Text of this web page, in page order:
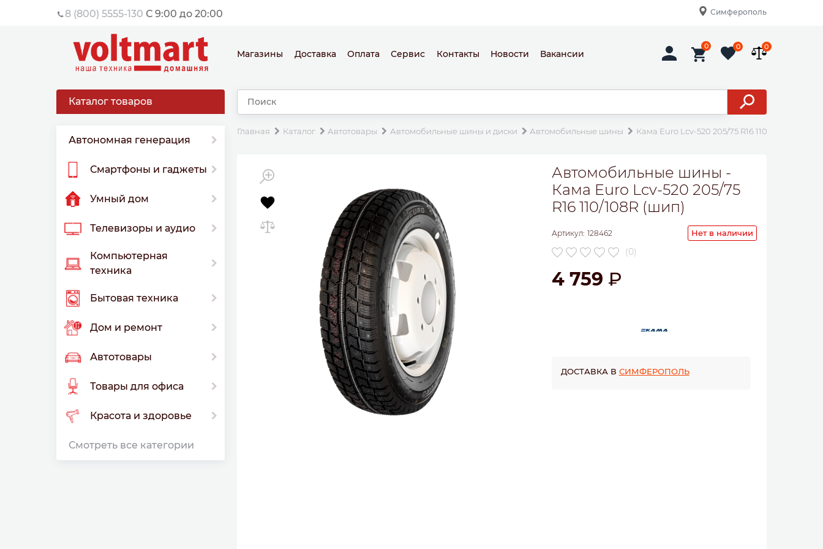
8 (800) 5555-130 С 9:00 до 20:00 Симферополь
Магазины Доставка Оплата Сервис Контакты Новости Вакансии
0 0 0
Каталог товаров
Автономная генерация
Смартфоны и гаджеты
Умный дом
Телевизоры и аудио
Компьютерная
техника
Бытовая техника
Дом и ремонт
Автотовары
Товары для офиса
Красота и здоровье
Смотреть все категории
Главная Каталог Автотовары Автомобильные шины и диски Автомобильные шины Кама Euro Lcv-520 205/75 R16 110/108R (шип)
Автомобильные шины -
Кама Euro Lcv-520 205/75
R16 110/108R (шип)
Артикул: 128462 Нет в наличии
(0)
4 759
ДОСТАВКА В СИМФЕРОПОЛЬ